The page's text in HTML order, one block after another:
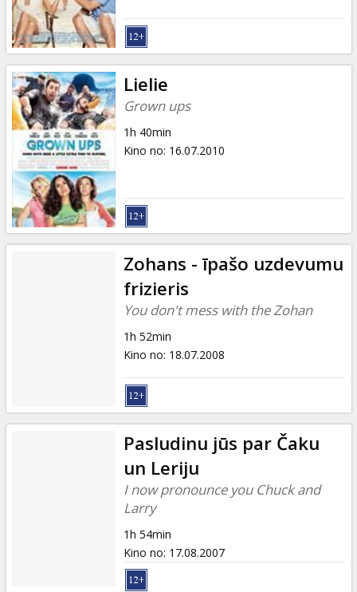
Lielie
Grown ups
1h 40min
Kino no: 16.07.2010
Zohans - īpašo uzdevumu
frizieris
You don't mess with the Zohan
1h 52min
Kino no: 18.07.2008
Pasludinu jūs par Čaku
un Leriju
I now pronounce you Chuck and
Larry
1h 54min
Kino no: 17.08.2007